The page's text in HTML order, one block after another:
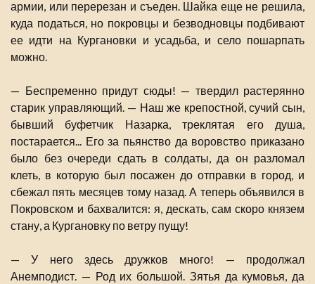
армии, или перерезан и съеден. Шайка еще не решила,
куда податься, но покровцы и безводновцы подбивают
ее идти на Кургановки и усадьба, и село пошарпать
можно.
— Беспременно придут сюды! — твердил растерянно
старик управляющий. — Наш же крепостной, сучий сын,
бывший буфетчик Назарка, треклятая его душа,
постарается... Его за пьянство да воровство приказано
было без очереди сдать в солдаты, да он разломал
клеть, в которую был посажен до отправки в город, и
сбежал пять месяцев тому назад. А теперь объявился в
Покровском и бахвалится: я, дескать, сам скоро князем
стану, а Кургановку по ветру пущу!
— У него здесь дружков много! — продолжал
Анемподист. — Род их большой. Зятья да кумовья, да